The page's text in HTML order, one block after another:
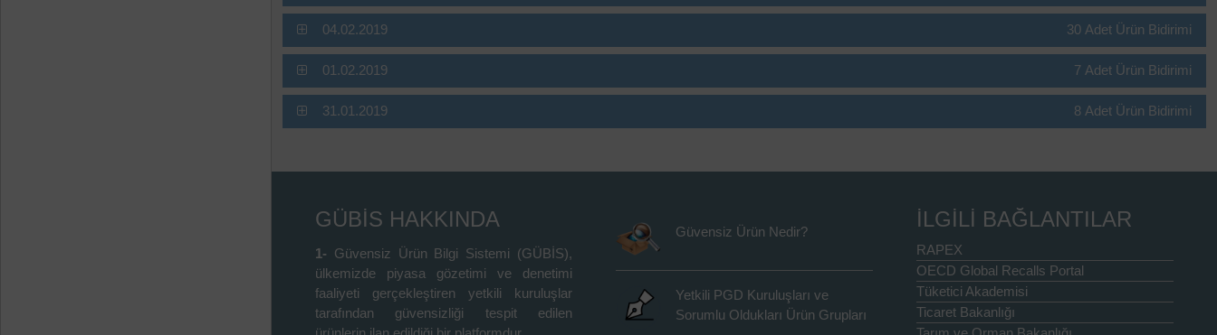
04.02.2019 30 Adet Ürün Bidirimi
01.02.2019 7 Adet Ürün Bidirimi
31.01.2019 8 Adet Ürün Bidirimi
GÜBİS HAKKINDA
1- Güvensiz Ürün Bilgi Sistemi (GÜBİS),
ülkemizde piyasa gözetimi ve denetimi
faaliyeti gerçekleştiren yetkili kuruluşlar
tarafından güvensizliği tespit edilen
Güvensiz Ürün Nedir?
Yetkili PGD Kuruluşları ve
Sorumlu Oldukları Ürün Grupları
İLGİLİ BAĞLANTILAR
RAPEX
OECD Global Recalls Portal
Tüketici Akademisi
Ticaret Bakanlığı